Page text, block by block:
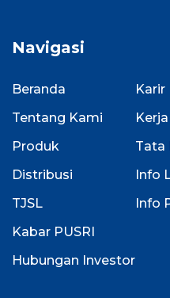
Navigasi
Beranda
Tentang Kami
Produk
Distribusi
TJSL
Kabar PUSRI
Hubungan Investor
Karir
Tata
Info
Info